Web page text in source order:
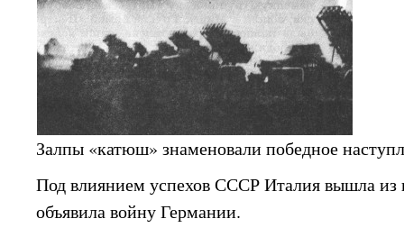
Залпы «катюш» знаменовали победное
Под влиянием успехов СССР Италия вышла из
объявила войну Германии.